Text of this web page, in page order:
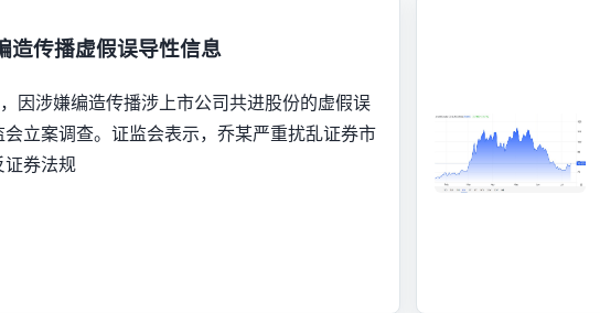
造传播虚假误导性信息
因涉嫌编造传播涉上市公司共进股份的虚假误
立案调查。证监会表示，乔某严重扰乱证券市
证券法规